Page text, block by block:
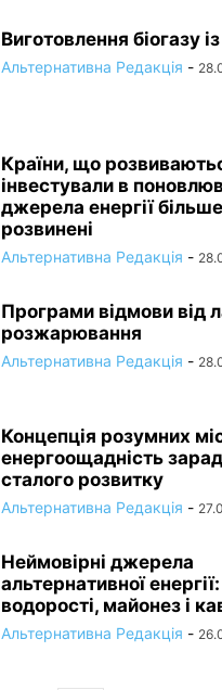
Виготовлення біогазу
Альтернативна Редакція -
Країни, що
інвестували в
джерела енергії
розвинені
Альтернативна Редакція -
Програми відмови від
розжарювання
Альтернативна Редакція -
Концепція розумних
енергоощадність
сталого розвитку
Альтернативна Редакція -
Неймовірні джерела
альтернативної енергії:
водорості, майонез і
Альтернативна Редакція -